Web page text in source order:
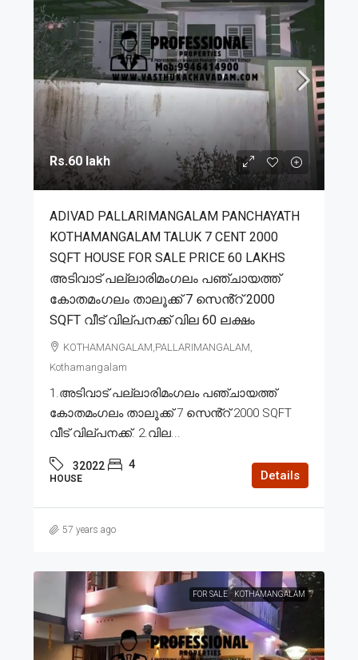
Rs.60 lakh
ADIVAD PALLARIMANGALAM PANCHAYATH
KOTHAMANGALAM TALUK 7 CENT 2000
SQFT HOUSE FOR SALE PRICE 60 LAKHS
അടിവാട് പല്ലാരിമംഗലം പഞ്ചായത്ത്
കോതമംഗലം താലൂക്ക് 7 സെൻ്റ് 2000
SQFT വീട് വില്പനക്ക് വില 60 ലക്ഷം
KOTHAMANGALAM,PALLARIMANGALAM,
Kothamangalam
1.അടിവാട് പല്ലാരിമംഗലം പഞ്ചായത്ത്
കോതമംഗലം താലൂക്ക് 7 സെൻ്റ് 2000 SQFT
വീട് വില്പനക്ക്. 2.വില...
32022 4
HOUSE Details
57 years ago
FOR SALE KOTHAMANGALAM